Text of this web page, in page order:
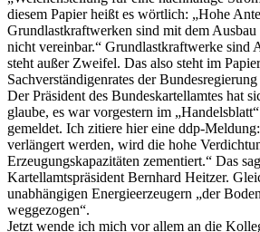
diesem Papier heißt es wörtlich: „Hohe
Grundlastkraftwerken sind mit dem Ausbau
nicht vereinbar.“ Grundlastkraftwerke sind
steht außer Zweifel. Das also steht im
Sachverständigenrates der
Der Präsident des Bundeskartellamtes hat
glaube, es war vorgestern im
gemeldet. Ich zitiere hier eine ddp-
verlängert werden, wird die hohe
Erzeugungskapazitäten zementiert.“ Das
Kartellamtspräsident Bernhard Heitzer.
unabhängigen Energieerzeugern „der
weggezogen“.
Jetzt wende ich mich vor allem an die